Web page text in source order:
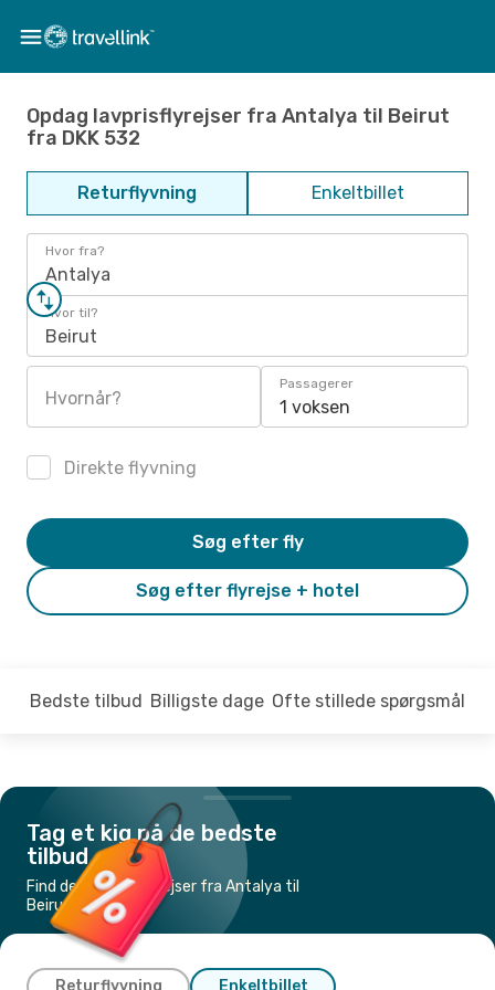
Opdag lavprisflyrejser fra Antalya til Beirut
fra DKK 532
Returflyvning Enkeltbillet
Hvor fra?
Antalya
Hvor til?
Beirut
Hvornår?
Passagerer
1 voksen
Direkte flyvning
Søg efter flyrejse + hotel
Søg efter fly
Bedste tilbud Billigste dage Ofte stillede spørgsmål
Tag et kig på de bedste
tilbud
Find de billigste flyrejser fra Antalya til
Beirut
Returflyvning Enkeltbillet